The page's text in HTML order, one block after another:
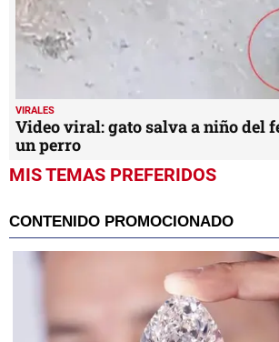
VIRALES
Video viral: gato salva a niño del
un perro
MIS TEMAS PREFERIDOS